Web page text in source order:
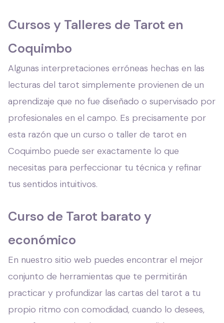
Cursos y Talleres de Tarot en
Coquimbo
Algunas interpretaciones erróneas hechas en las
lecturas del tarot simplemente provienen de un
aprendizaje que no fue diseñado o supervisado por
profesionales en el campo. Es precisamente por
esta razón que un curso o taller de tarot en
Coquimbo puede ser exactamente lo que
necesitas para perfeccionar tu técnica y refinar
tus sentidos intuitivos.
Curso de Tarot barato y
económico
En nuestro sitio web puedes encontrar el mejor
conjunto de herramientas que te permitirán
practicar y profundizar las cartas del tarot a tu
propio ritmo con comodidad, cuando lo desees,